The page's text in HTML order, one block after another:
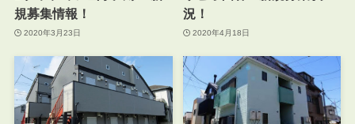
規募集情報！
2020年3月23日
況！
2020年4月18日